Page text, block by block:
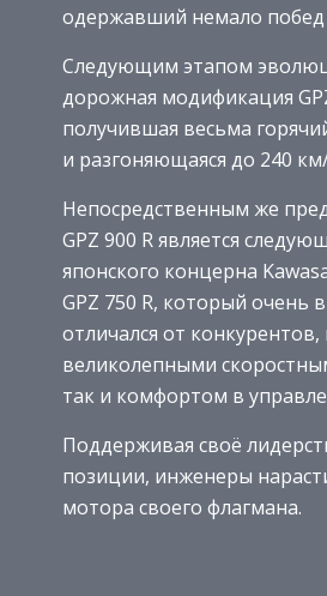
одержавший немало побед
Следующим этапом
дорожная модификация
получившая весьма
и разгоняющаяся до 240
Непосредственным же
GPZ 900 R является
японского концерна
GPZ 750 R, который очень
отличался от конкурентов,
великолепными
так и комфортом в
Поддерживая своё
позиции, инженеры
мотора своего флагмана.